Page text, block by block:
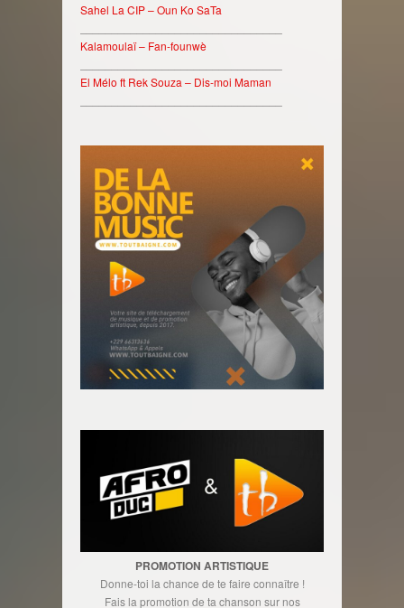
Sahel La CIP – Oun Ko SaTa
Kalamoulaï – Fan-founwè
El Mélo ft Rek Souza – Dis-moi Maman
PROMOTION ARTISTIQUE
Donne-toi la chance de te faire connaître !
Fais la promotion de ta chanson sur nos